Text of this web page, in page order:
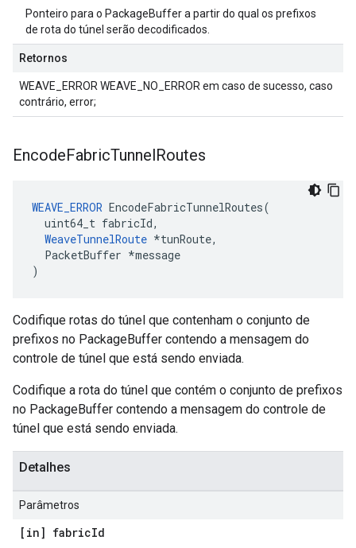
Ponteiro para o PackageBuffer a partir do qual os prefixos
de rota do túnel serão decodificados.
Retornos
WEAVE_ERROR WEAVE_NO_ERROR em caso de sucesso, caso
contrário, error;
EncodeFabricTunnelRoutes
WEAVE_ERROR EncodeFabricTunnelRoutes(
  uint64_t fabricId,
WeaveTunnelRoute *tunRoute,
  PacketBuffer *message
)
Codifique rotas do túnel que contenham o conjunto de
prefixos no PackageBuffer contendo a mensagem do
controle de túnel que está sendo enviada.
Codifique a rota do túnel que contém o conjunto de prefixos
no PackageBuffer contendo a mensagem do controle de
túnel que está sendo enviada.
Detalhes
Parâmetros
[in] fabricId